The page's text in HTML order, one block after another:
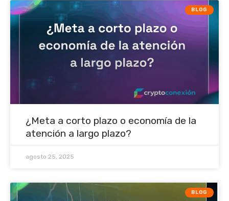
BLOG
¿Meta a corto plazo o economía de la
atención a largo plazo?
agosto 25, 2025
BLOG